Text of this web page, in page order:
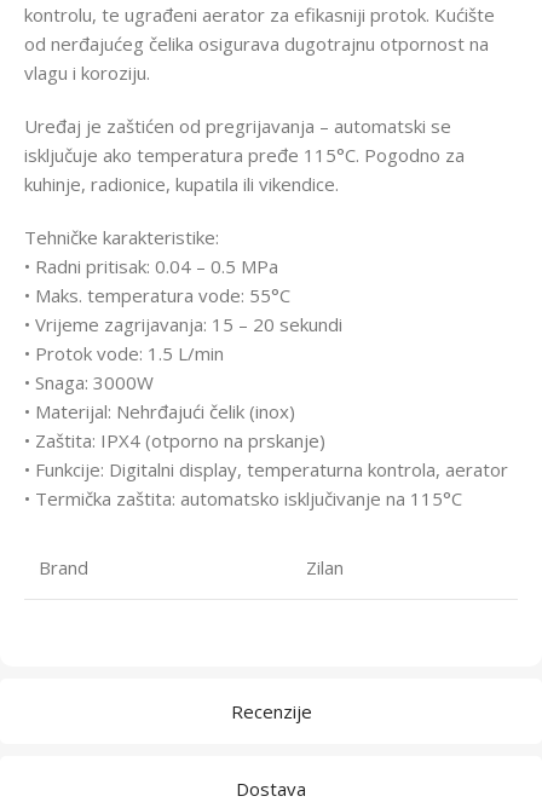
Recenzije
Dostava
kontrolu, te ugrađeni aerator za efikasniji protok. Kućište
od nerđajućeg čelika osigurava dugotrajnu otpornost na
vlagu i koroziju.
Uređaj je zaštićen od pregrijavanja – automatski se
isključuje ako temperatura pređe 115°C. Pogodno za
kuhinje, radionice, kupatila ili vikendice.
Tehničke karakteristike:
• Radni pritisak: 0.04 – 0.5 MPa
• Maks. temperatura vode: 55°C
• Vrijeme zagrijavanja: 15 – 20 sekundi
• Protok vode: 1.5 L/min
• Snaga: 3000W
• Materijal: Nehrđajući čelik (inox)
• Zaštita: IPX4 (otporno na prskanje)
• Funkcije: Digitalni display, temperaturna kontrola, aerator
• Termička zaštita: automatsko isključivanje na 115°C
Brand Zilan